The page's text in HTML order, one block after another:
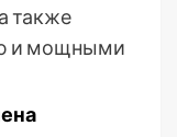
также
и мощными